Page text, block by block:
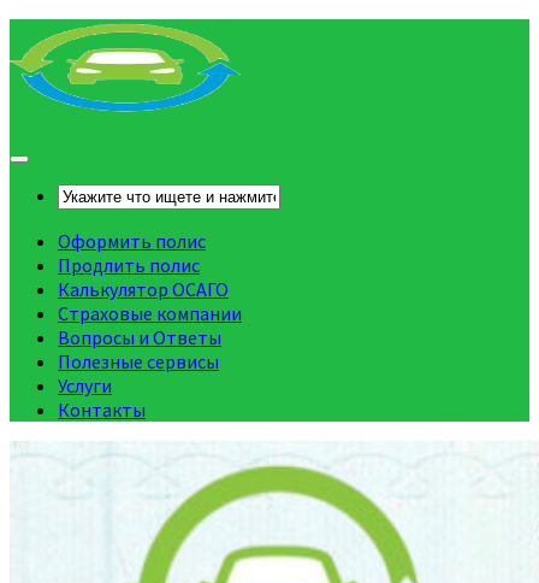
Оформить полис
Продлить полис
Калькулятор ОСАГО
Страховые компании
Вопросы и Ответы
Полезные сервисы
Услуги
Контакты